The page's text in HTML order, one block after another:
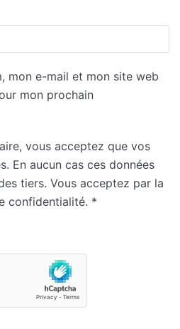
mon e-mail et mon site web
mon prochain
vous acceptez que vos
En aucun cas ces données
tiers. Vous acceptez par la
confidentialité. *